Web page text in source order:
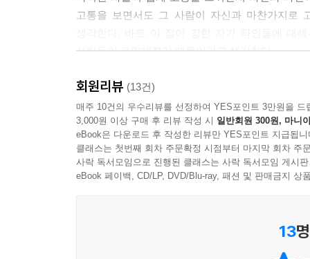
고통을 보면서도 그 사람이 자신과 마찬가지로
사람들이 유약해졌기 때문이라고 생각한다.
행해지는 것이 아니라 개념적으로 정식화할 수
가능하게 된다. 이렇게 고통을 인간이 고양되고 강
구현된 사회나 공산주의와 같은 미래의 유토피
그렇다고 해서 니체가 다른 사람을 전혀 도울 필
자기 강화의 계기로 흔쾌하게 긍정할 정도의 강한
『선악의 저편』은 이와 같이 서양의 전통문화
『차라투스트라는 이렇게 말했다』 못지않게 고
회원리뷰 (13건)
매주 10건의 우수리뷰를 선정하여 YES포인트 3만원을 드
3,000원 이상 구매 후 리뷰 작성 시 일반회원 300원, 마니
eBook은 다운로드 후 작성한 리뷰만 YES포인트 지급됩니
클래스는 첫번째 회차 주문확정 시점부터 마지막 회차 주
사락 독서모임으로 진행된 클래스는 사락 독서모임 게시
eBook 페이백, CD/LP, DVD/Blu-ray, 패션 및 판매금지 상
13